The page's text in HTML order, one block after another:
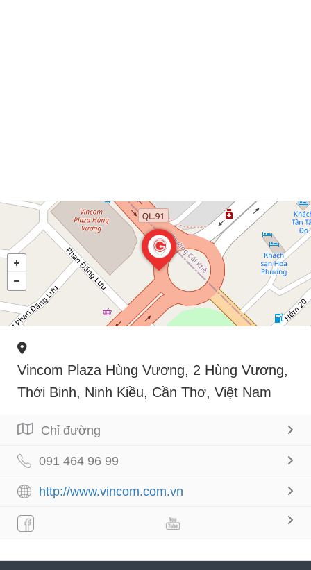
Vincom Plaza Hùng Vương, 2 Hùng Vương,
Thới Binh, Ninh Kiều, Cần Thơ, Việt Nam
Chỉ đường
091 464 96 99
http://www.vincom.com.vn